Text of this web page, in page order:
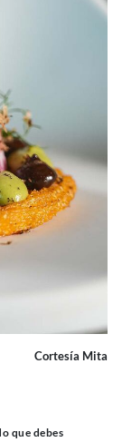
Cortesía Mita
que debes